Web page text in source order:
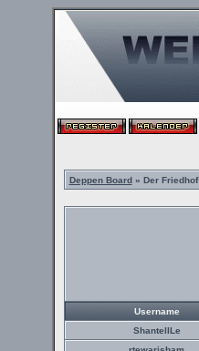
Deppen Board» Der Friedhof
Username
ShantellLe